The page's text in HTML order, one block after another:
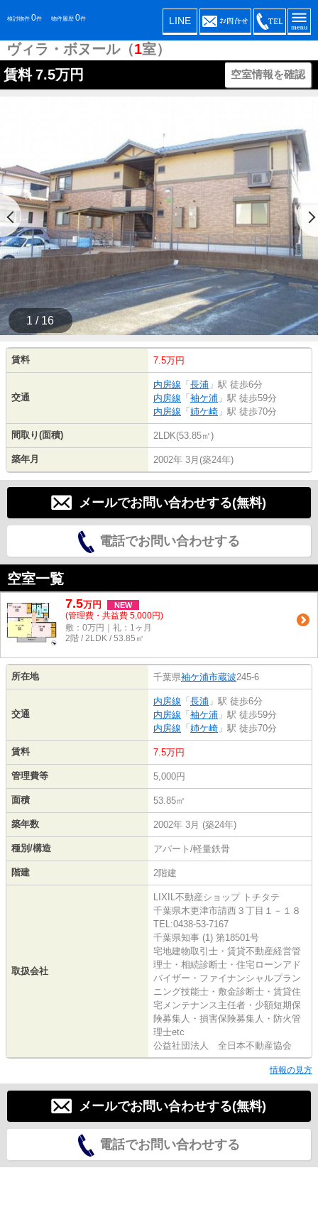
検討物件 0件 物件履歴 0件 LINE
ヴィラ・ボヌール（1室）
賃料 7.5万円 空室情報を確認
1 / 16
賃料 7.5万円
交通
内房線 「 長浦 」駅 徒歩6分
内房線 「 袖ケ浦 」駅 徒歩59分
内房線 「 姉ケ崎 」駅 徒歩70分
間取り(面積) 2LDK(53.85㎡)
築年月 2002年 3月(築24年)
メールでお問い合わせする(無料)
電話でお問い合わせする
空室一覧
7.5万円 NEW
(管理費・共益費 5,000円)
敷：0万円｜礼：1ヶ月
2階 / 2LDK / 53.85㎡
所在地 千葉県袖ケ浦市蔵波245-6
交通
内房線 「 長浦 」駅 徒歩6分
内房線 「 袖ケ浦 」駅 徒歩59分
内房線 「 姉ケ崎 」駅 徒歩70分
賃料 7.5万円
管理費等 5,000円
面積 53.85㎡
築年数 2002年 3月 (築24年)
種別/構造 アパート/軽量鉄骨
階建 2階建
取扱会社
LIXIL不動産ショップ トチタテ
千葉県木更津市請西３丁目１－１８
TEL:0438-53-7167
千葉県知事 (1) 第18501号
宅地建物取引士・賃貸不動産経営管
理士・相続診断士・住宅ローンアド
バイザー・ファイナンシャルプラン
ニング技能士・敷金診断士・賃貸住
宅メンテナンス主任者・少額短期保
険募集人・損害保険募集人・防火管
理士etc
公益社団法人 全日本不動産協会
情報の見方
メールでお問い合わせする(無料)
電話でお問い合わせする